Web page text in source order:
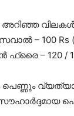
അറിഞ്ഞ
– 100 Rs
ഫ്രൈ – 120 /